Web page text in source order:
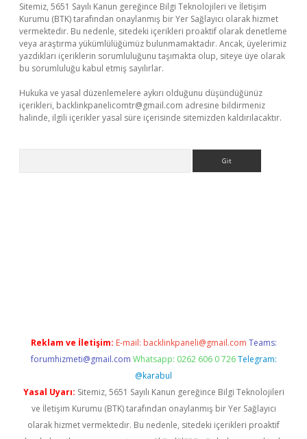
Sitemiz, 5651 Sayılı Kanun gereğince Bilgi Teknolojileri ve İletişim
Kurumu (BTK) tarafından onaylanmış bir Yer Sağlayıcı olarak hizmet
vermektedir. Bu nedenle, sitedeki içerikleri proaktif olarak denetleme
veya araştırma yükümlülüğümüz bulunmamaktadır. Ancak, üyelerimiz
yazdıkları içeriklerin sorumluluğunu taşımakta olup, siteye üye olarak
bu sorumluluğu kabul etmiş sayılırlar.
Hukuka ve yasal düzenlemelere aykırı olduğunu düşündüğünüz
içerikleri, backlinkpanelicomtr@gmail.com adresine bildirmeniz
halinde, ilgili içerikler yasal süre içerisinde sitemizden kaldırılacaktır.
Reklam ve İletişim: E-mail: backlinkpaneli@gmail.com Teams:
forumhizmeti@gmail.com Whatsapp: 0262 606 0 726 Telegram:
@karabul
Yasal Uyarı: Sitemiz, 5651 Sayılı Kanun gereğince Bilgi Teknolojileri
ve İletişim Kurumu (BTK) tarafından onaylanmış bir Yer Sağlayıcı
olarak hizmet vermektedir. Bu nedenle, sitedeki içerikleri proaktif